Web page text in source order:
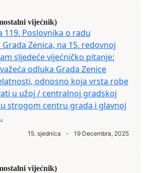
vijećnik)
119. Poslovnika o radu
Zenica, na 15. redovnoj
sljedeće vijećničko pitanje:
odluka Grada Zenice
odnosno koja vrsta robe
u užoj / centralnoj gradskoj
strogom centru grada i glavnoj
15. sjednica - 19 Decembra, 2025
vijećnik)